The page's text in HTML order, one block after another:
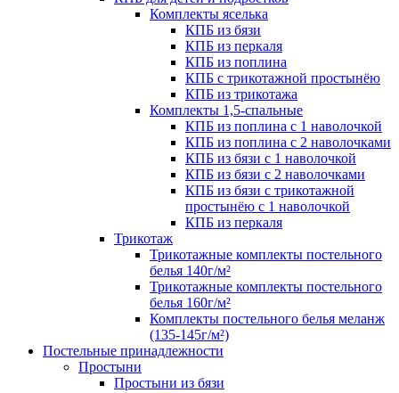
Комплекты яселька
КПБ из бязи
КПБ из перкаля
КПБ из поплина
КПБ с трикотажной простынёю
КПБ из трикотажа
Комплекты 1,5-спальные
КПБ из поплина с 1 наволочкой
КПБ из поплина с 2 наволочками
КПБ из бязи с 1 наволочкой
КПБ из бязи с 2 наволочками
КПБ из бязи с трикотажной
простынёю с 1 наволочкой
КПБ из перкаля
Трикотаж
Трикотажные комплекты постельного
белья 140г/м²
Трикотажные комплекты постельного
белья 160г/м²
Комплекты постельного белья меланж
(135-145г/м²)
Постельные принадлежности
Простыни
Простыни из бязи